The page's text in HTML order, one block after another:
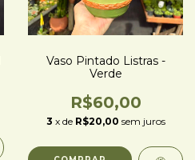
Vaso Pintado Listras -
Verde
R$60,00
3 x de R$20,00 sem juros